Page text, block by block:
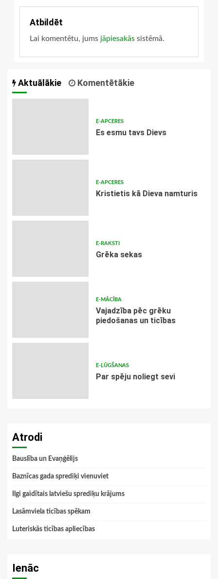
Atbildēt
Lai komentētu, jums jāpiesakās sistēmā.
Aktuālākie Komentētākie
E-APCERES
Es esmu tavs Dievs
E-APCERES
Kristietis kā Dieva namturis
E-RAKSTI
Grēka sekas
E-MĀCĪBA
Vajadzība pēc grēku
piedošanas un ticības
E-LŪGŠANAS
Par spēju noliegt sevi
Atrodi
Bauslība un Evaņģēlijs
Baznīcas gada sprediķi vienuviet
Ilgi gaidītais latviešu sprediķu krājums
Lasāmviela ticības spēkam
Luteriskās ticības apliecības
Ienāc